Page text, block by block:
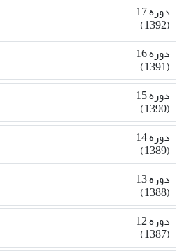
دوره 17
(1392)
دوره 16
(1391)
دوره 15
(1390)
دوره 14
(1389)
دوره 13
(1388)
دوره 12
(1387)